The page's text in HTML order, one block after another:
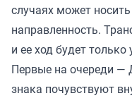
случаях может
направленность.
и ее ход будет только
Первые на очереди —
знака почувствуют